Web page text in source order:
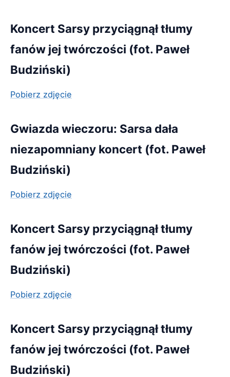
Koncert Sarsy przyciągnął tłumy
fanów jej twórczości (fot. Paweł
Budziński)
Pobierz zdjęcie
Gwiazda wieczoru: Sarsa dała
niezapomniany koncert (fot. Paweł
Budziński)
Pobierz zdjęcie
Koncert Sarsy przyciągnął tłumy
fanów jej twórczości (fot. Paweł
Budziński)
Pobierz zdjęcie
Koncert Sarsy przyciągnął tłumy
fanów jej twórczości (fot. Paweł
Budziński)